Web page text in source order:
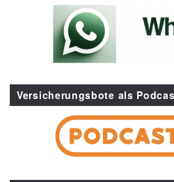
Versicherungsbote als